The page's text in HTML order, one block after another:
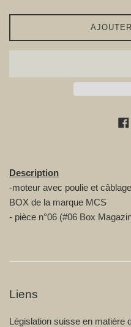
Description
-moteur avec poulie et
BOX de la marque MCS
- pièce n°06 (#06 Box
Liens
Législation suisse en matière